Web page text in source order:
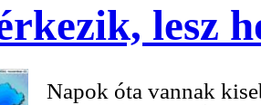
lesz
Napok óta vannak